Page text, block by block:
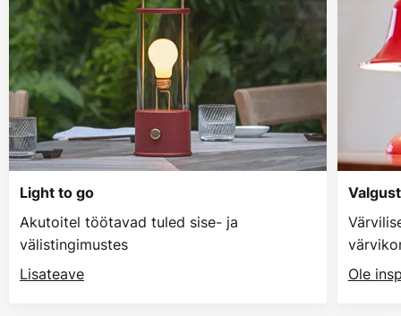
Light to go
Akutoitel töötavad tuled sise- ja
välistingimustes
Lisateave
Ole